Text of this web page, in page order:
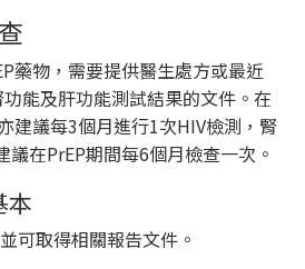
藥物，需要提供醫生處方或最近
能及肝功能測試結果的文件。在
建議每3個月進行1次HIV檢測，腎
在PrEP期間每6個月檢查一次。
本
可取得相關報告文件。